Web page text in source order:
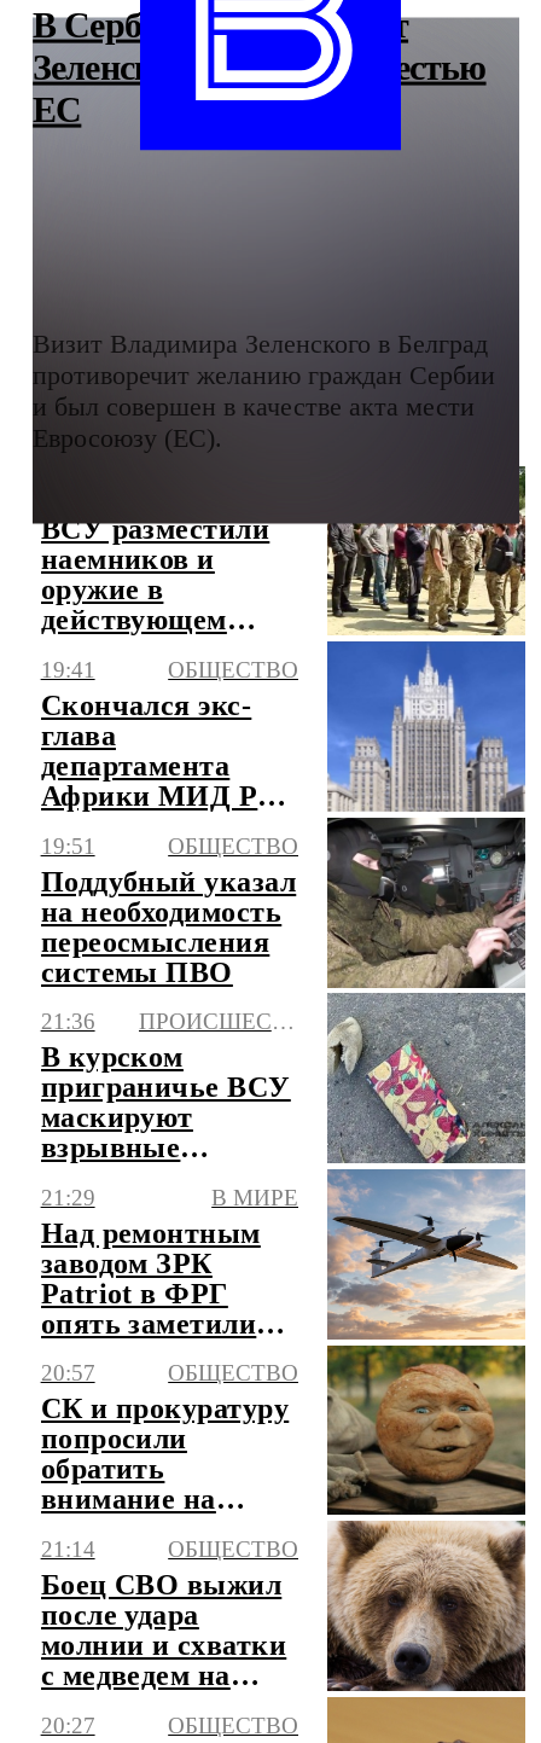
В Сербии назвали визит
Зеленского в Белград местью
ЕС
Визит Владимира Зеленского в Белград
противоречит желанию граждан Сербии
и был совершен в качестве акта мести
Евросоюзу (ЕС).
ВСУ разместили
наемников и
оружие в
действующем
под Львовом
19:41 ОБЩЕСТВО
Скончался экс-
глава
департамента
Африки МИД РФ
19:51 ОБЩЕСТВО
Поддубный указал
на необходимость
переосмысления
системы ПВО
21:36 ПРОИСШЕСТВИЯ
В курском
приграничье ВСУ
маскируют
взрывные
пакеты от сока
21:29 В МИРЕ
Над ремонтным
заводом ЗРК
Patriot в ФРГ
опять заметили
20:57 ОБЩЕСТВО
СК и прокуратуру
попросили
обратить
внимание на
Колобке
21:14 ОБЩЕСТВО
Боец СВО выжил
после удара
молнии и схватки
с медведем на
20:27 ОБЩЕСТВО